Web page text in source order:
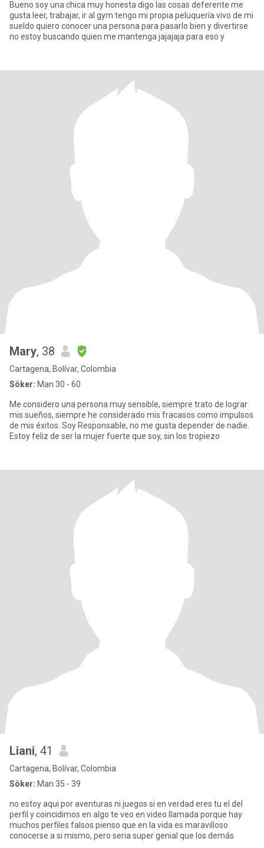
Bueno soy una chica muy honesta digo las cosas deferente me
gusta leer, trabajar, ir al gym tengo mi propia peluquería vivo de mi
sueldo quiero conocer una persona para pasarlo bien y divertirse
no estoy buscando quien me mantenga jajajaja para eso y
Mary, 38
Cartagena, Bolívar, Colombia
Söker: Man 30 - 60
Me considero una persona muy sensible, siempre trato de lograr
mis sueños, siempre he considerado mis fracasos como impulsos
de mis éxitos. Soy Responsable, no me gusta depender de nadie.
Estoy feliz de ser la mujer fuerte que soy, sin los tropiezo
Liani, 41
Cartagena, Bolívar, Colombia
Söker: Man 35 - 39
no estoy aqui por aventuras ni juegos si en verdad eres tu el del
perfil y coincidimos en algo te veo en video llamada porque hay
muchos perfiles falsos pienso que en la vida es maravilloso
conocerse a si mismo, pero seria super genial que los demás